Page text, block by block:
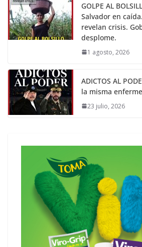
GOLPE AL
Salvador en
revelan crisis.
desplome.
1 agosto, 2026
ADICTOS AL
la misma
23 julio, 2026